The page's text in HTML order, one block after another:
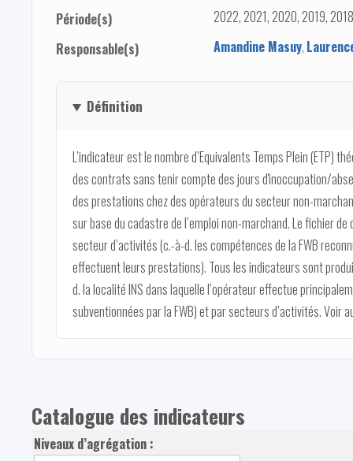
Période(s)
2022, 2021, 2020, 2019,
Responsable(s)
Amandine Masuy,
Définition
L’indicateur est le nombre d’Equivalents Temps Plein (ETP)
des contrats sans tenir compte des jours d'inoccupation/
des prestations chez des opérateurs du secteur non-
sur base du cadastre de l’emploi non-marchand. Le fichier de
secteur d’activités (c.-à-d. les compétences de la FWB
effectuent leurs prestations). Tous les indicateurs sont
d. la localité INS dans laquelle l’opérateur effectue
subventionnées par la FWB) et par secteurs d’activités. Voir
Catalogue des indicateurs
Niveaux d’agrégation :